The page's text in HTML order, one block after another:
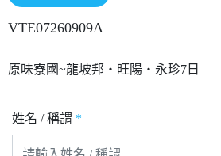
VTE07260909A
原味寮國~龍坡邦‧旺陽‧永珍7日
姓名 / 稱謂 *